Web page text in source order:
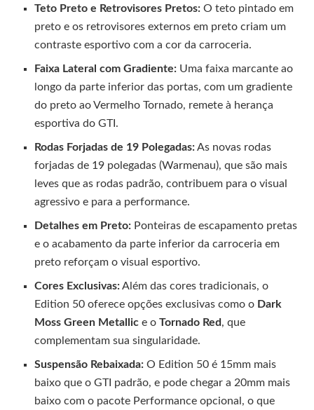
Teto Preto e Retrovisores Pretos: O teto pintado em
preto e os retrovisores externos em preto criam um
contraste esportivo com a cor da carroceria.
Faixa Lateral com Gradiente: Uma faixa marcante ao
longo da parte inferior das portas, com um gradiente
do preto ao Vermelho Tornado, remete à herança
esportiva do GTI.
Rodas Forjadas de 19 Polegadas:As novas rodas
forjadas de 19 polegadas (Warmenau), que são mais
leves que as rodas padrão, contribuem para o visual
agressivo e para a performance.
Detalhes em Preto: Ponteiras de escapamento pretas
e o acabamento da parte inferior da carroceria em
preto reforçam o visual esportivo.
Cores Exclusivas:Além das cores tradicionais, o
Edition 50 oferece opções exclusivas como o Dark
Moss Green Metallic e oTornado Red, que
complementam sua singularidade.
Suspensão Rebaixada: O Edition 50 é 15mm mais
baixo que o GTI padrão, e pode chegar a 20mm mais
baixo com o pacote Performance opcional, o que